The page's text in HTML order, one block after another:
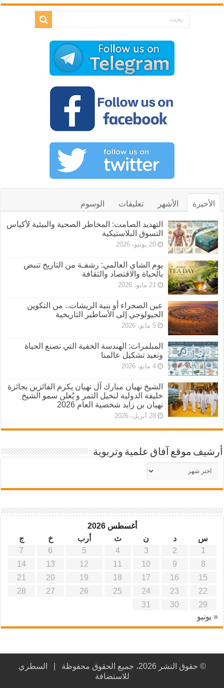
الأخيرة الأشهر تعليقات الوسوم
التهديد الصامت: المخاطر الصحية والبيئية لأكياس
التسوق البلاستيكية
20 يونيو، 2026
يوم الشاي العالمي: رشفـة من التاريخ تنبض
بالحياة والاقتصاد والثقافة
21 مايو، 2026
عين الصحراء أو بنية الريشات.. من التكوين
الجيولوجي إلى الأساطير التاريخية
5 مايو، 2026
المبلمرات: الهندسة الخفية التي تصنع الحياة
وتعيد تشكيل عالمنا
4 مايو، 2026
الشيخ نهيان مبارك آل نهيان يكرم الفائزين بجائزة
خليفة الدولية لنخيل التمر و يُعلن سمو الشيخ
نهيان بن زايد شخصية العام 2026
28 أبريل، 2026
أرشيف موقع آفاق علمية وتربوية
أرشيف
موقع
آفاق
أغسطس 2026
س
د ن ث أرب خ
ج
1
2
3
4
5
6
7
8
9
10
11
12
13
14
15
16
17
18
19
20
21
22
23
24
25
26
27
28
29
30
31
« يونيو
© حقوق النشر 2026، جميع الحقوق محفوظة |
السطري
للاستضافة